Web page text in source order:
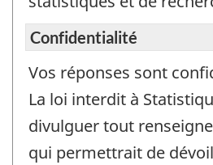
Confidentialité
Vos réponses sont
La loi interdit à
divulguer tout
qui permettrait de